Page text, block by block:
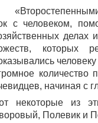
с человеком,
делах
которых
количество
начиная с
некоторые из
Полевик и